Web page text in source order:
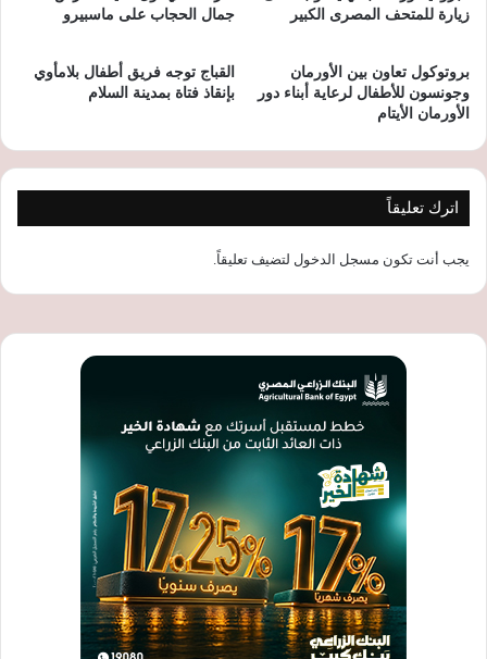
زيارة للمتحف المصرى الكبير
جمال الحجاب على ماسبيرو
بروتوكول تعاون بين الأورمان
وجونسون للأطفال لرعاية أبناء دور
الأورمان الأيتام
القباج توجه فريق أطفال بلامأوي
بإنقاذ فتاة بمدينة السلام
اترك تعليقاً
يجب أنت تكون مسجل الدخول لتضيف تعليقاً.